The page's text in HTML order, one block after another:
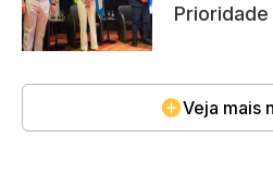
Veja mais